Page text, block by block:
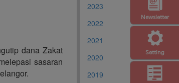
Setting
Newsletter
dana Zakat
sasaran
2023
2022
2021
2020
2019